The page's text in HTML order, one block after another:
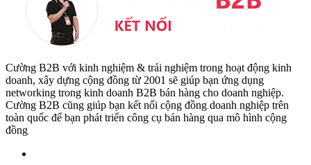
Cường B2B với kinh nghiệm & trải nghiệm trong hoạt động kinh
doanh, xây dựng cộng đồng từ 2001 sẽ giúp bạn ứng dụng
networking trong kinh doanh B2B bán hàng cho doanh nghiệp.
Cường B2B cũng giúp bạn kết nối cộng đồng doanh nghiệp trên
toàn quốc để bạn phát triển công cụ bán hàng qua mô hình cộng
đồng